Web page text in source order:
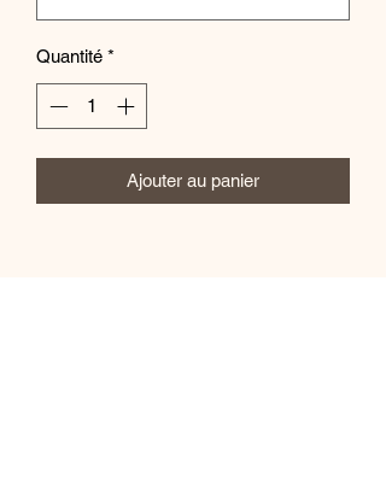
Quantité *
Ajouter au panier